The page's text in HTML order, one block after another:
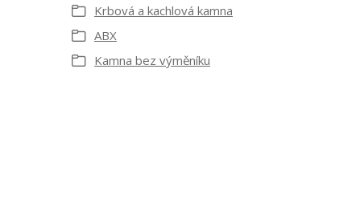
Krbová a kachlová kamna
ABX
Kamna bez výměníku